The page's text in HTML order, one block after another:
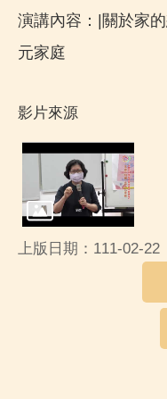
演講內容：|關於家
元家庭
影片來源
上版日期：111-02-22